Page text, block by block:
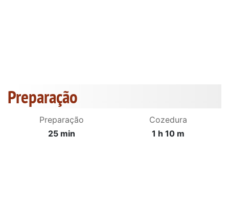
Preparação
Preparação
25 min
Cozedura
1 h 10 m